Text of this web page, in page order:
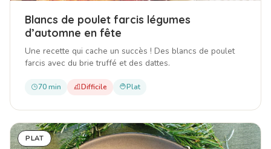
Blancs de poulet farcis légumes
d’automne en fête
Une recette qui cache un succès ! Des blancs de poulet
farcis avec du brie truffé et des dattes.
70 min Difficile Plat
PLAT